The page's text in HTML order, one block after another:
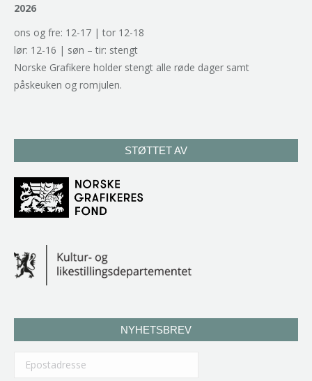
2026
ons og fre: 12-17 | tor 12-18
lør: 12-16 | søn – tir: stengt
Norske Grafikere holder stengt alle røde dager samt
påskeuken og romjulen.
STØTTET AV
NYHETSBREV